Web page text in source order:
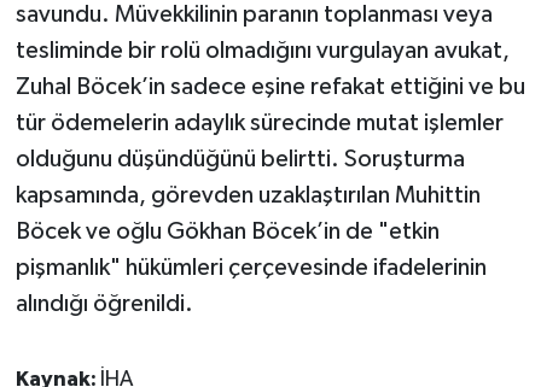
savundu. Müvekkilinin paranın toplanması veya
tesliminde bir rolü olmadığını vurgulayan avukat,
Zuhal Böcek’in sadece eşine refakat ettiğini ve bu
tür ödemelerin adaylık sürecinde mutat işlemler
olduğunu düşündüğünü belirtti. Soruşturma
kapsamında, görevden uzaklaştırılan Muhittin
Böcek ve oğlu Gökhan Böcek’in de "etkin
pişmanlık" hükümleri çerçevesinde ifadelerinin
alındığı öğrenildi.
Kaynak: İHA